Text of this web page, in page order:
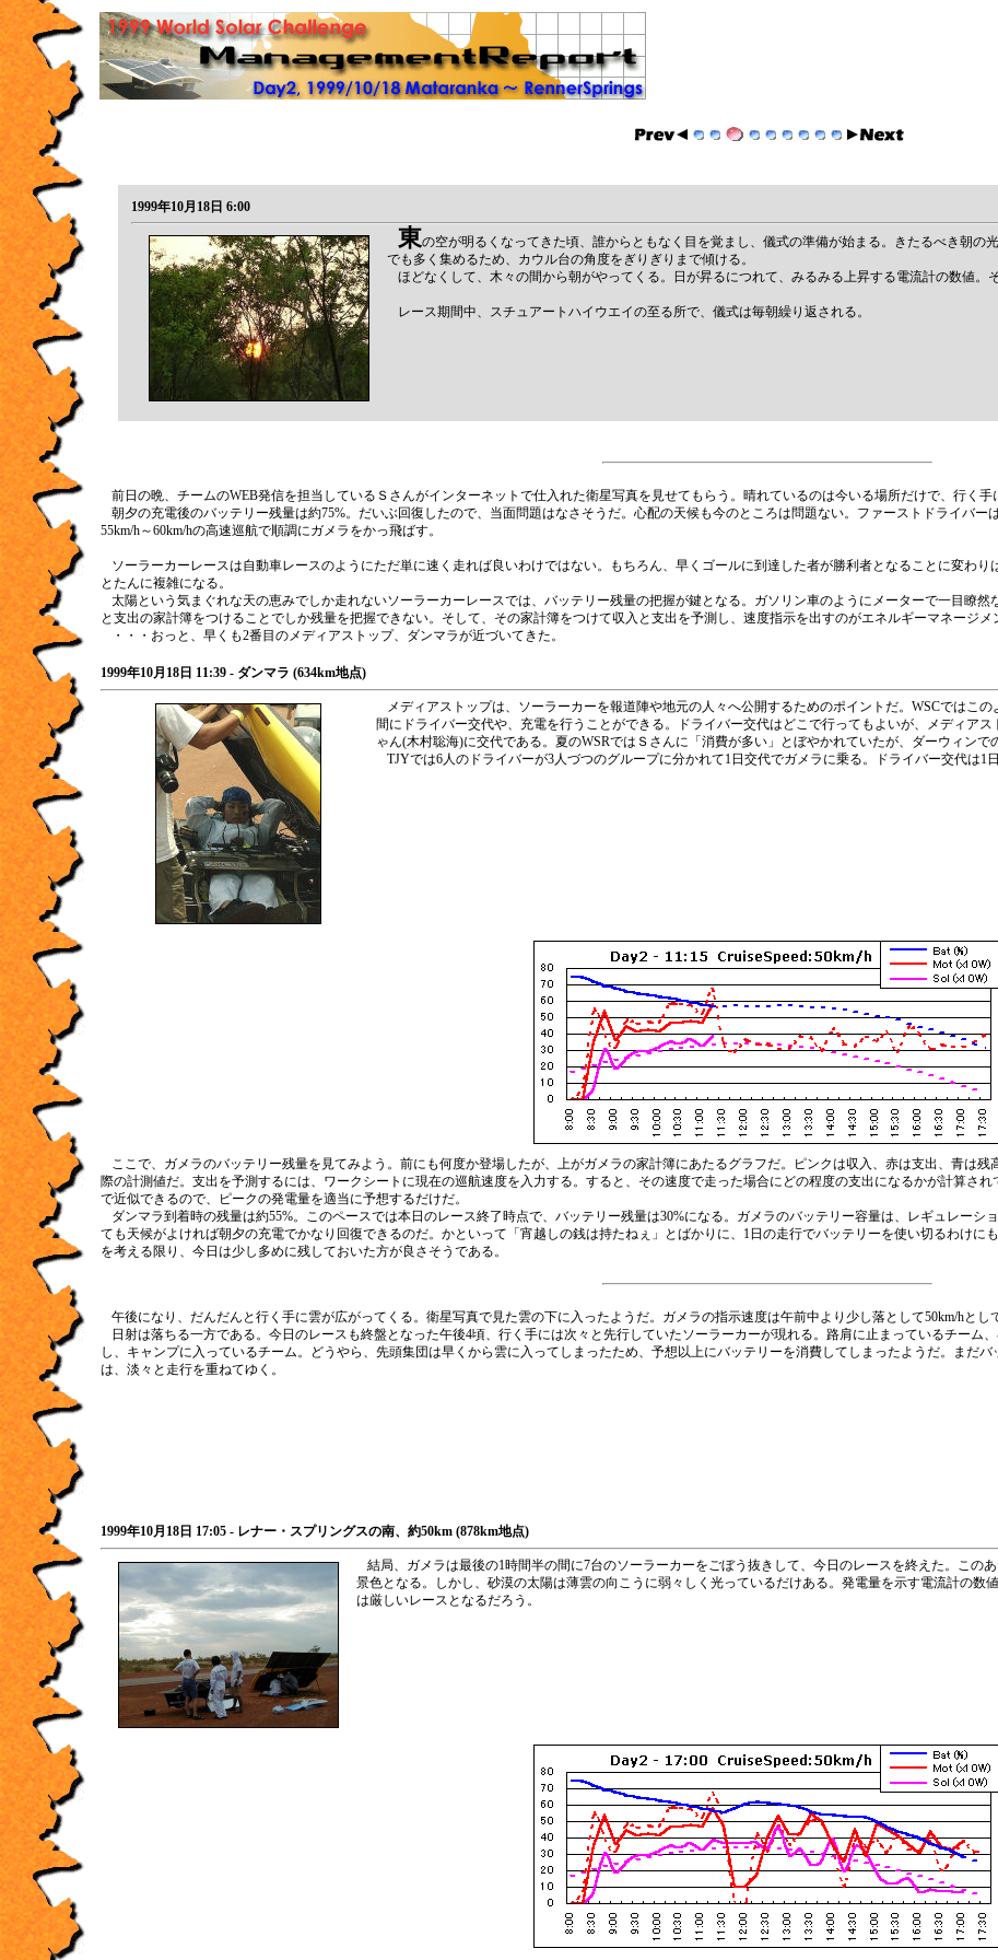
1999年10月18日 6:00
東の空が明るくなってきた頃、誰からともなく目を覚まし、儀式の準備が始まる。きたるべき朝の
でも多く集めるため、カウル台の角度をぎりぎりまで傾ける。
ほどなくして、木々の間から朝がやってくる。日が昇るにつれて、みるみる上昇する電流計の数値。
レース期間中、スチュアートハイウエイの至る所で、儀式は毎朝繰り返される。
前日の晩、チームのWEB発信を担当しているＳさんがインターネットで仕入れた衛星写真を見せてもらう。晴れているのは今いる場所だけで、行く手
朝夕の充電後のバッテリー残量は約75%。だいぶ回復したので、当面問題はなさそうだ。心配の天候も今のところは問題ない。ファーストドライバ
55km/h～60km/hの高速巡航で順調にガメラをかっ飛ばす。
ソーラーカーレースは自動車レースのようにただ単に速く走れば良いわけではない。もちろん、早くゴールに到達した者が勝利者となることに変わ
とたんに複雑になる。
太陽という気まぐれな天の恵みでしか走れないソーラーカーレースでは、バッテリー残量の把握が鍵となる。ガソリン車のようにメーターで一目瞭
と支出の家計簿をつけることでしか残量を把握できない。そして、その家計簿をつけて収入と支出を予測し、速度指示を出すのがエネルギーマネージメ
・・・おっと、早くも2番目のメディアストップ、ダンマラが近づいてきた。
1999年10月18日 11:39 - ダンマラ (634km地点)
メディアストップは、ソーラーカーを報道陣や地元の人々へ公開するためのポイントだ。WSCではこ
間にドライバー交代や、充電を行うことができる。ドライバー交代はどこで行ってもよいが、メディア
ゃん(木村聡海)に交代である。夏のWSRではＳさんに「消費が多い」とぼやかれていたが、ダーウィンで
TJYでは6人のドライバーが3人づつのグループに分かれて1日交代でガメラに乗る。ドライバー交代は
ここで、ガメラのバッテリー残量を見てみよう。前にも何度か登場したが、上がガメラの家計簿にあたるグラフだ。ピンクは収入、赤は支出、青は
際の計測値だ。支出を予測するには、ワークシートに現在の巡航速度を入力する。すると、その速度で走った場合にどの程度の支出になるかが計算さ
で近似できるので、ピークの発電量を適当に予想するだけだ。
ダンマラ到着時の残量は約55%。このペースでは本日のレース終了時点で、バッテリー残量は30%になる。ガメラのバッテリー容量は、レギュレー
ても天候がよければ朝夕の充電でかなり回復できるのだ。かといって「宵越しの銭は持たねぇ」とばかりに、1日の走行でバッテリーを使い切るわけ
を考える限り、今日は少し多めに残しておいた方が良さそうである。
午後になり、だんだんと行く手に雲が広がってくる。衛星写真で見た雲の下に入ったようだ。ガメラの指示速度は午前中より少し落として50km/hとし
日射は落ちる一方である。今日のレースも終盤となった午後4頃、行く手には次々と先行していたソーラーカーが現れる。路肩に止まっているチーム
し、キャンプに入っているチーム。どうやら、先頭集団は早くから雲に入ってしまったため、予想以上にバッテリーを消費してしまったようだ。まだバ
は、淡々と走行を重ねてゆく。
1999年10月18日 17:05 - レナー・スプリングスの南、約50km (878km地点)
結局、ガメラは最後の1時間半の間に7台のソーラーカーをごぼう抜きして、今日のレースを終えた。この
景色となる。しかし、砂漠の太陽は薄雲の向こうに弱々しく光っているだけある。発電量を示す電流計の数
は厳しいレースとなるだろう。